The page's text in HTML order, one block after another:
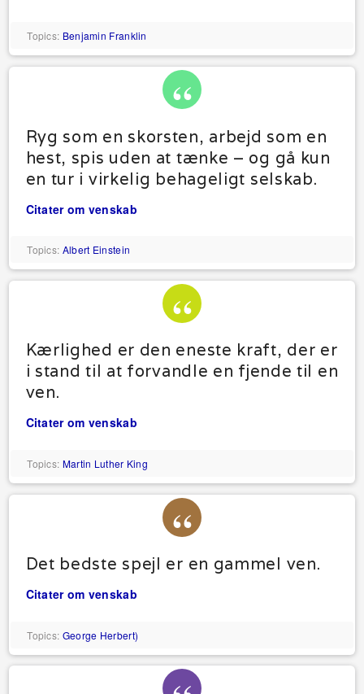
Topics: Benjamin Franklin
Ryg som en skorsten, arbejd som en
hest, spis uden at tænke – og gå kun
en tur i virkelig behageligt selskab.
Citater om venskab
Topics: Albert Einstein
Kærlighed er den eneste kraft, der er
i stand til at forvandle en fjende til en
ven.
Citater om venskab
Topics: Martin Luther King
Det bedste spejl er en gammel ven.
Citater om venskab
Topics: George Herbert)